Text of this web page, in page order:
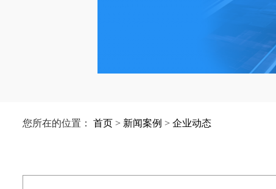
您所在的位置： 首页 > 新闻案例 > 企业动态